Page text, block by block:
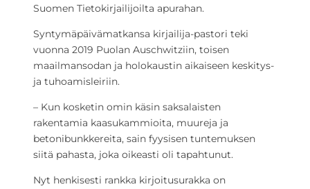
Suomen Tietokirjailijoilta apurahan.
Syntymäpäivämatkansa kirjailija-pastori teki
vuonna 2019 Puolan Auschwitziin, toisen
maailmansodan ja holokaustin aikaiseen keskitys-
ja tuhoamisleiriin.
– Kun kosketin omin käsin saksalaisten
rakentamia kaasukammioita, muureja ja
betonibunkkereita, sain fyysisen tuntemuksen
siitä pahasta, joka oikeasti oli tapahtunut.
Nyt henkisesti rankka kirjoitusurakka on